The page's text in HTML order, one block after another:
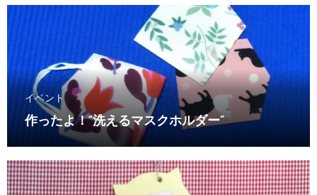
イベント
作ったよ！“洗えるマスクホルダー”